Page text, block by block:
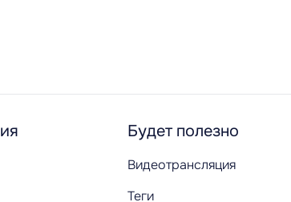
Будет полезно
Видеотрансляция
Теги